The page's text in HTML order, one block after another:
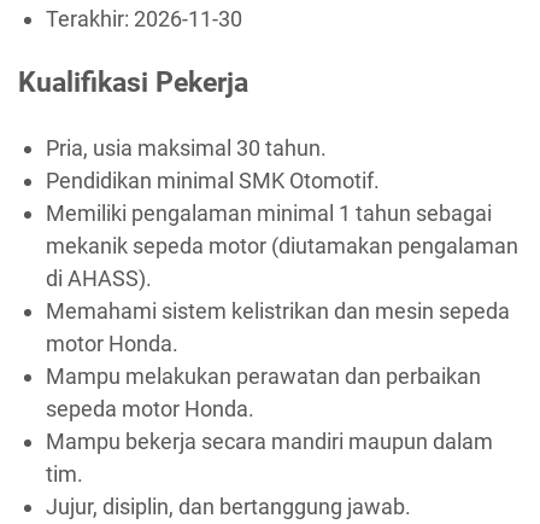
Terakhir: 2026-11-30
Kualifikasi Pekerja
Pria, usia maksimal 30 tahun.
Pendidikan minimal SMK Otomotif.
Memiliki pengalaman minimal 1 tahun sebagai
mekanik sepeda motor (diutamakan pengalaman
di AHASS).
Memahami sistem kelistrikan dan mesin sepeda
motor Honda.
Mampu melakukan perawatan dan perbaikan
sepeda motor Honda.
Mampu bekerja secara mandiri maupun dalam
tim.
Jujur, disiplin, dan bertanggung jawab.